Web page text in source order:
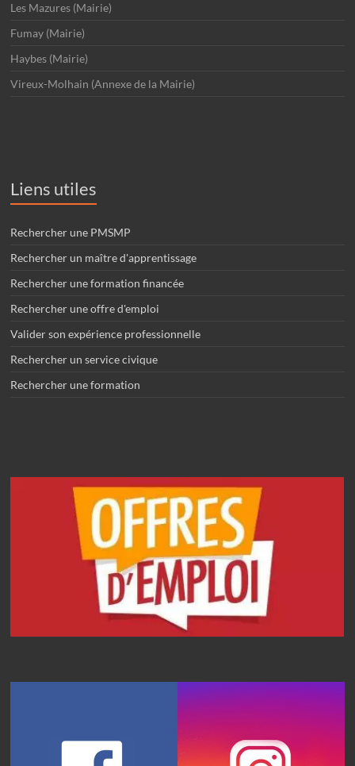
Les Mazures (Mairie)
Fumay (Mairie)
Haybes (Mairie)
Vireux-Molhain (Annexe de la Mairie)
Liens utiles
Rechercher une PMSMP
Rechercher un maître d'apprentissage
Rechercher une formation financée
Rechercher une offre d'emploi
Valider son expérience professionnelle
Rechercher un service civique
Rechercher une formation